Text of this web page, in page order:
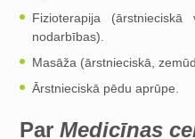
Fizioterapija
nodarbības).
Masāža (ārstnieciskā,
Ārstnieciskā pēdu aprūpe.
Par Medicīnas